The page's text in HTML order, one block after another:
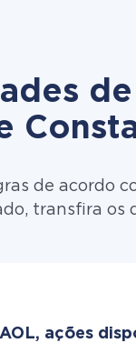
de acordo
transfira os
ações